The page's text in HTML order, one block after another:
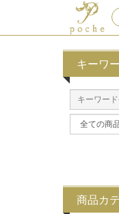
キーワ
商品カ